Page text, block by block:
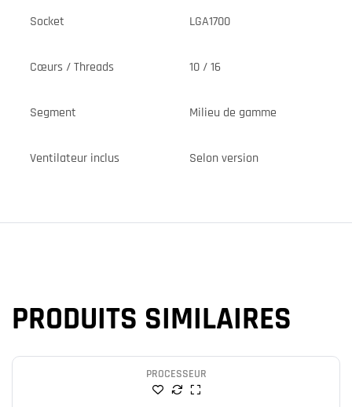
Socket LGA1700
Cœurs / Threads 10 / 16
Segment Milieu de gamme
Ventilateur inclus Selon version
PRODUITS SIMILAIRES
PROCESSEUR